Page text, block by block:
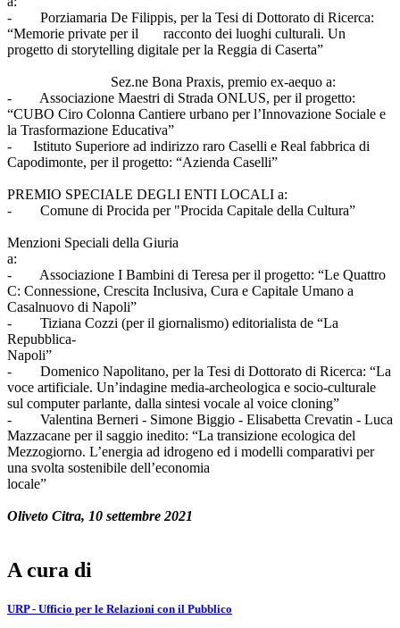
- Porziamaria De Filippis, per la Tesi di Dottorato di Ricerca:
“Memorie private per il racconto dei luoghi culturali. Un
progetto di storytelling digitale per la Reggia di Caserta”
Sez.ne Bona Praxis, premio ex-aequo a:
- Associazione Maestri di Strada ONLUS, per il progetto:
“CUBO Ciro Colonna Cantiere urbano per l’Innovazione Sociale e
la Trasformazione Educativa”
- Istituto Superiore ad indirizzo raro Caselli e Real fabbrica di
Capodimonte, per il progetto: “Azienda Caselli”
PREMIO SPECIALE DEGLI ENTI LOCALI a:
- Comune di Procida per "Procida Capitale della Cultura”
Menzioni Speciali della Giuria
a:
- Associazione I Bambini di Teresa per il progetto: “Le Quattro
C: Connessione, Crescita Inclusiva, Cura e Capitale Umano a
Casalnuovo di Napoli”
- Tiziana Cozzi (per il giornalismo) editorialista de “La
Repubblica-
- Domenico Napolitano, per la Tesi di Dottorato di Ricerca: “La
voce artificiale. Un’indagine media-archeologica e socio-culturale
sul computer parlante, dalla sintesi vocale al voice cloning”
- Valentina Berneri - Simone Biggio - Elisabetta Crevatin - Luca
Mazzacane per il saggio inedito: “La transizione ecologica del
Mezzogiorno. L’energia ad idrogeno ed i modelli comparativi per
una svolta sostenibile dell’economia
locale”
Oliveto Citra, 10 settembre 2021
A cura di
URP - Ufficio per le Relazioni con il Pubblico